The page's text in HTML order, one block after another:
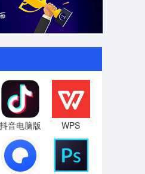
抖音电脑版 WPS